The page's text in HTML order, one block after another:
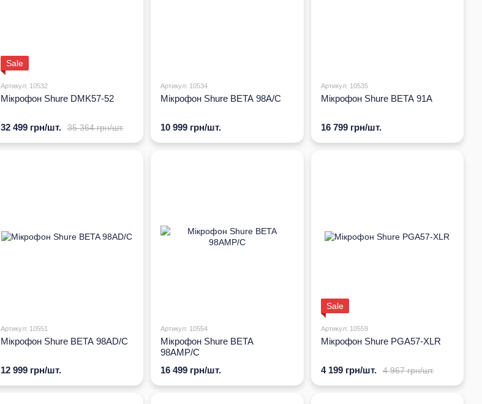
Sale
Артикул: 10532
Мікрофон Shure DMK57-52
35 364 грн/шт.
32 499 грн/шт.
Артикул: 10534
Мікрофон Shure BETA 98A/C
10 999 грн/шт.
Артикул: 10535
Мікрофон Shure BETA 91A
16 799 грн/шт.
Артикул: 10551
Мікрофон Shure BETA 98AD/C
12 999 грн/шт.
Артикул: 10554
Мікрофон Shure BETA
98AMP/C
16 499 грн/шт.
Sale
Артикул: 10559
Мікрофон Shure PGA57-XLR
4 967 грн/шт.
4 199 грн/шт.